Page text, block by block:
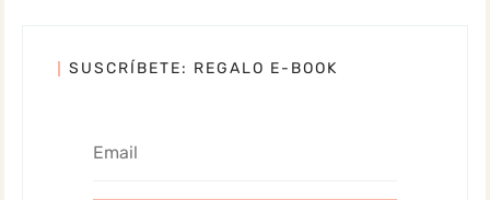
SUSCRÍBETE: REGALO E-BOOK